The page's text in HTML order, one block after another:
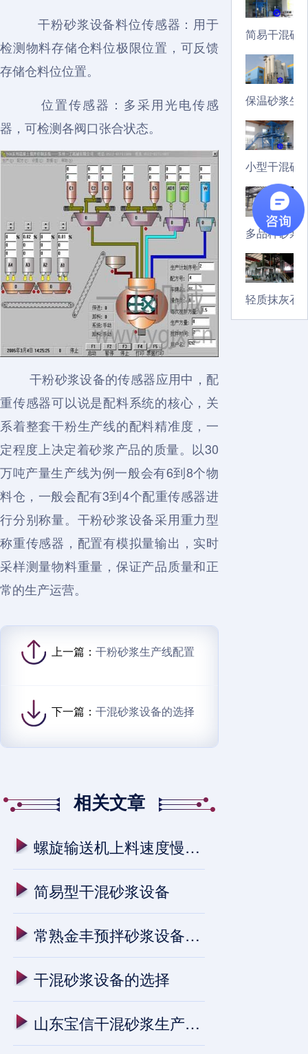
干粉砂浆设备料位传感器：用于
检测物料存储仓料位极限位置，可反馈
存储仓料位位置。
位置传感器：多采用光电传感
器，可检测各阀口张合状态。
干粉砂浆设备的传感器应用中，配
重传感器可以说是配料系统的核心，关
系着整套干粉生产线的配料精准度，一
定程度上决定着砂浆产品的质量。以30
万吨产量生产线为例一般会有6到8个物
料仓，一般会配有3到4个配重传感器进
行分别称量。干粉砂浆设备采用重力型
称重传感器，配置有模拟量输出，实时
采样测量物料重量，保证产品质量和正
常的生产运营。
上一篇： 干粉砂浆生产线配置
下一篇： 干混砂浆设备的选择
相关文章
螺旋输送机上料速度慢的原因
简易型干混砂浆设备
常熟金丰预拌砂浆设备安装进行中
干混砂浆设备的选择
山东宝信干混砂浆生产线进入试生
简易干混砂
保温砂浆生
小型干混砂
多品种砂浆
轻质抹灰石